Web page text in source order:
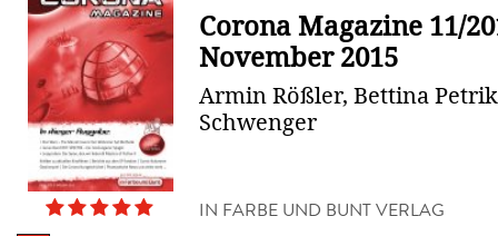
Corona Magazine 11/
November 2015
Armin Rößler, Bettina
Schwenger
IN FARBE UND BUNT VERLAG